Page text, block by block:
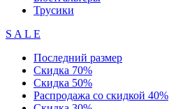
Трусики
S A L E
Последний размер
Скидка 70%
Скидка 50%
Распродажа со скидкой 40%